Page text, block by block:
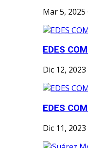
Mar 5, 2025
EDES
Dic 12, 2023
EDES
Dic 11, 2023